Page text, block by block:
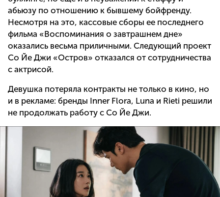
абьюзу по отношению к бывшему бойфренду.
Несмотря на это, кассовые сборы ее последнего
фильма «Воспоминания о завтрашнем дне»
оказались весьма приличными. Следующий проект
Со Йе Джи «Остров» отказался от сотрудничества
с актрисой.
Девушка потеряла контракты не только в кино, но
и в рекламе: бренды Inner Flora, Luna и Rieti решили
не продолжать работу с Со Йе Джи.